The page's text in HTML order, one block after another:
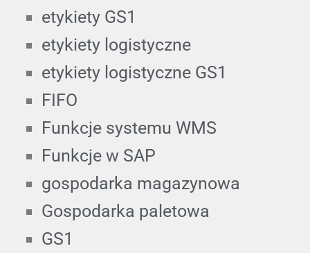
etykiety GS1
etykiety logistyczne
etykiety logistyczne GS1
FIFO
Funkcje systemu WMS
Funkcje w SAP
gospodarka magazynowa
Gospodarka paletowa
GS1